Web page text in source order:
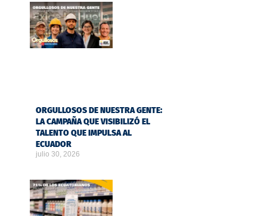
ORGULLOSOS DE NUESTRA GENTE:
LA CAMPAÑA QUE VISIBILIZÓ EL
TALENTO QUE IMPULSA AL
ECUADOR
julio 30, 2026